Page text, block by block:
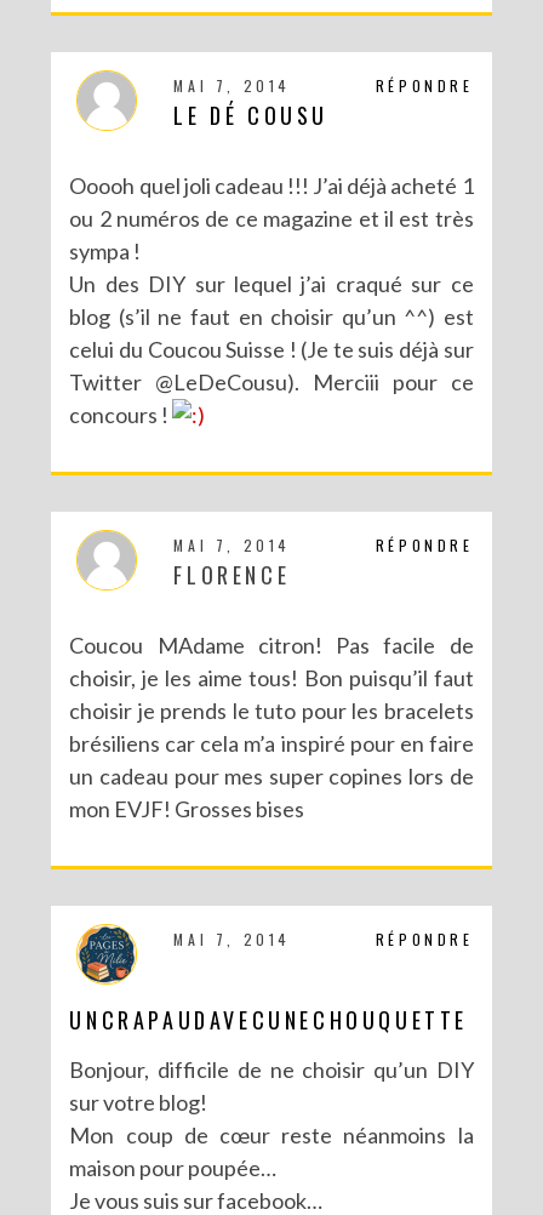
CONCOURS : UN KIT DIY LOVE BIRDS À GAGNER POUR LA SAINT VALENTIN
NOUVEAU BLOG POUR DE NOUVELLES (EN)VIES
MA PARTICIPATION À LA BATTLE FUSE CREATIVITY SYSTEM DE FISKARS
RÉPONDRE
MAI 7, 2014
LE DÉ COUSU
Ooooh quel joli cadeau !!! J’ai déjà acheté 1
ou 2 numéros de ce magazine et il est très
sympa !
Un des DIY sur lequel j’ai craqué sur ce
blog (s’il ne faut en choisir qu’un ^^) est
celui du Coucou Suisse ! (Je te suis déjà sur
Twitter @LeDeCousu). Merciii pour ce
concours !
RÉPONDRE
MAI 7, 2014
FLORENCE
Coucou MAdame citron! Pas facile de
choisir, je les aime tous! Bon puisqu’il faut
choisir je prends le tuto pour les bracelets
brésiliens car cela m’a inspiré pour en faire
un cadeau pour mes super copines lors de
mon EVJF! Grosses bises
RÉPONDRE
MAI 7, 2014
UNCRAPAUDAVECUNECHOUQUETTE
Bonjour, difficile de ne choisir qu’un DIY
sur votre blog!
Mon coup de cœur reste néanmoins la
maison pour poupée…
Je vous suis sur facebook…